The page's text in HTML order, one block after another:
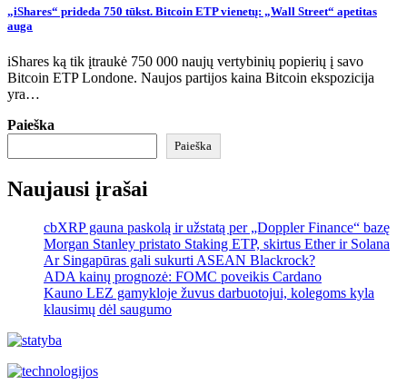
„iShares“ prideda 750 tūkst. Bitcoin ETP vienetų: „Wall Street“ apetitas
auga
iShares ką tik įtraukė 750 000 naujų vertybinių popierių į savo
Bitcoin ETP Londone. Naujos partijos kaina Bitcoin ekspozicija
yra…
Paieška
Paieška
Naujausi įrašai
cbXRP gauna paskolą ir užstatą per „Doppler Finance“ bazę
Morgan Stanley pristato Staking ETP, skirtus Ether ir Solana
Ar Singapūras gali sukurti ASEAN Blackrock?
ADA kainų prognozė: FOMC poveikis Cardano
Kauno LEZ gamykloje žuvus darbuotojui, kolegoms kyla
klausimų dėl saugumo